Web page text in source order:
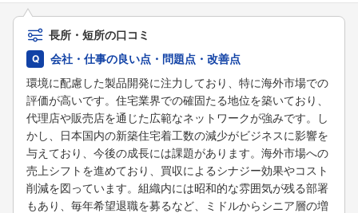
長所・短所の口コミ
会社・仕事の良い点・問題点・改善点
環境に配慮した製品開発に注力しており、特に海外市場での
評価が高いです。住宅業界での確固たる地位を築いており、
代理店や販売店を通じた広範なネットワークが強みです。し
かし、日本国内の新築住宅着工数の減少がビジネスに影響を
与えており、今後の成長には課題があります。海外市場への
売上シフトを進めており、買収によるシナジー効果やコスト
削減を図っています。組織内には昭和的な雰囲気が残る部署
もあり、毎年希望退職を募るなど、ミドルからシニア層の増